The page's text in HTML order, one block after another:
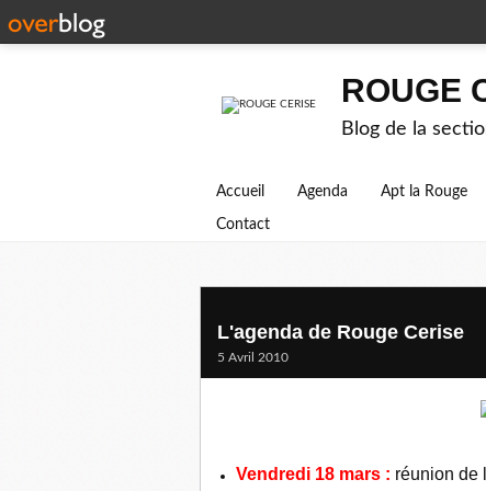
ROUGE
Blog de la
Accueil Agenda Apt la Rouge
Contact
L'agenda de Rouge Cerise
5 Avril 2010
Vendredi 18 mars : réunion de